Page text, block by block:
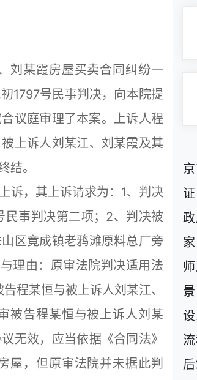
某霞房屋买卖合同纠纷一
1797号民事判决，向本院提
议庭审理了本案。上诉人程
上诉人刘某江、刘某霞及其
结。
，其上诉请求为：1、判决
事判决第二项；2、判决被
区竟成镇老鸦滩原料总厂旁
理由：原审法院判决适用法
程某恒与被上诉人刘某江、
被告程某恒与被上诉人刘某
无效，应当依据《合同法》
屋，但原审法院并未据此判